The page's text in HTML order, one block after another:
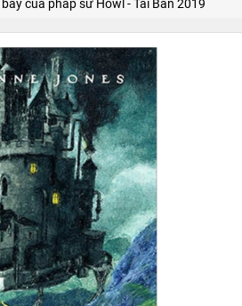
của pháp sư Howl - Tái Bản 2019